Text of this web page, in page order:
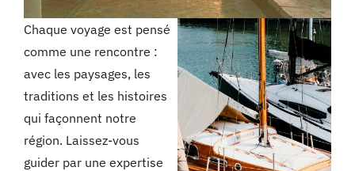
Chaque voyage est pensé
comme une rencontre :
avec les paysages, les
traditions et les histoires
qui façonnent notre
région. Laissez-vous
guider par une expertise